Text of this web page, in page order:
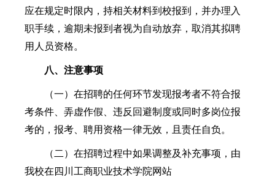
应在规定时限内，持相关材料到校报到，并办理入
职手续，逾期未报到者视为自动放弃，取消其拟聘
用人员资格。
八、注意事项
（一）在招聘的任何环节发现报考者不符合报
考条件、弄虚作假、违反回避制度或同时多岗位报
考的，报考、聘用资格一律无效，且责任自负。
（二）在招聘过程中如果调整及补充事项，由
我校在四川工商职业技术学院网站